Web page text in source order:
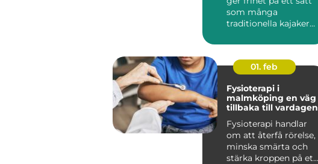
som många
traditionella kajaker
Den...
01. feb
Fysioterapi i
malmköping en väg
tillbaka till vardagen
Fysioterapi handlar
om att återfå rörelse,
minska smärta och
stärka kroppen på ett